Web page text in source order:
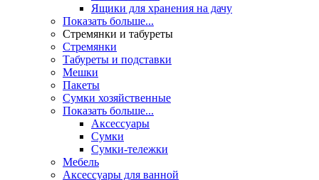
Ящики для хранения на дачу
Показать больше...
Стремянки и табуреты
Стремянки
Табуреты и подставки
Мешки
Пакеты
Сумки хозяйственные
Показать больше...
Аксессуары
Сумки
Сумки-тележки
Мебель
Аксессуары для ванной